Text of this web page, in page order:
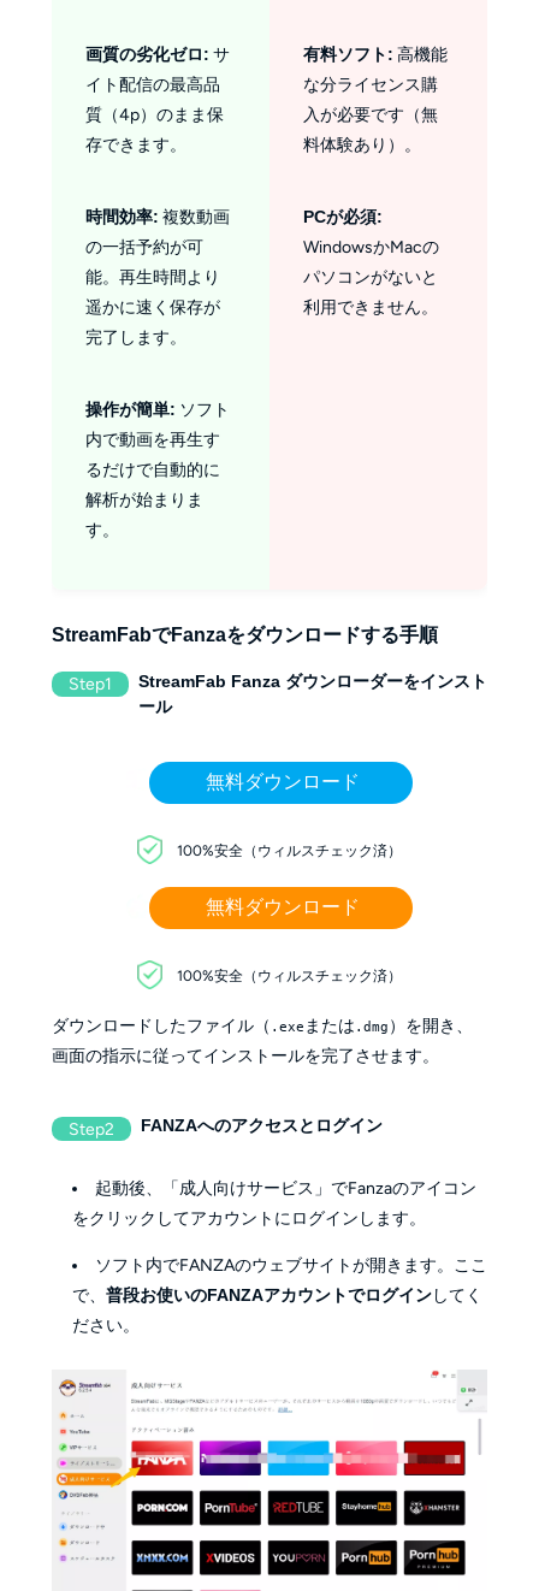
画質の劣化ゼロ: サ
イト配信の最高品
質（4p）のまま保
存できます。
時間効率: 複数動画
の一括予約が可
能。再生時間より
遥かに速く保存が
完了します。
操作が簡単: ソフト
内で動画を再生す
るだけで自動的に
解析が始まりま
す。
有料ソフト: 高機能
な分ライセンス購
入が必要です（無
料体験あり）。
PCが必須:
WindowsかMacの
パソコンがないと
利用できません。
StreamFabでFanzaをダウンロードする手順
Step1
StreamFab Fanza ダウンローダーをインスト
ール
無料ダウンロード
100%安全（ウィルスチェック済）
無料ダウンロード
100%安全（ウィルスチェック済）
ダウンロードしたファイル（ .exe または .dmg ）を開き、
画面の指示に従ってインストールを完了させます。
Step2 FANZAへのアクセスとログイン
起動後、「成人向けサービス」でFanzaのアイコン
をクリックしてアカウントにログインします。
ソフト内でFANZAのウェブサイトが開きます。ここ
で、普段お使いのFANZAアカウントでログインしてく
ださい。